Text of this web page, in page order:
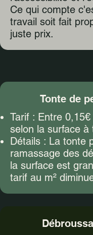
Ce qui compte
travail soit fait
juste prix.
Tonte de
Tarif : Entre
selon la surface à
Détails : La tonte
ramassage des
la surface est
tarif au m²